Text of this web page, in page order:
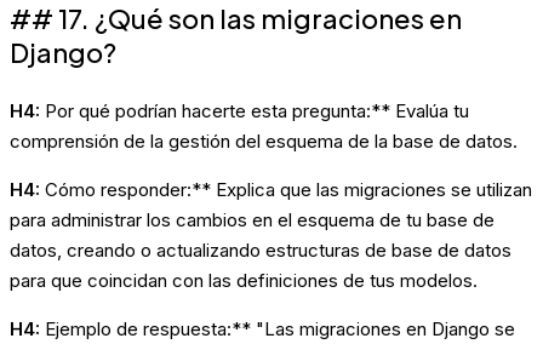
## 17. ¿Qué son las migraciones en
Django?
H4: Por qué podrían hacerte esta pregunta:** Evalúa tu
comprensión de la gestión del esquema de la base de datos.
H4: Cómo responder:** Explica que las migraciones se utilizan
para administrar los cambios en el esquema de tu base de
datos, creando o actualizando estructuras de base de datos
para que coincidan con las definiciones de tus modelos.
H4: Ejemplo de respuesta:** "Las migraciones en Django se